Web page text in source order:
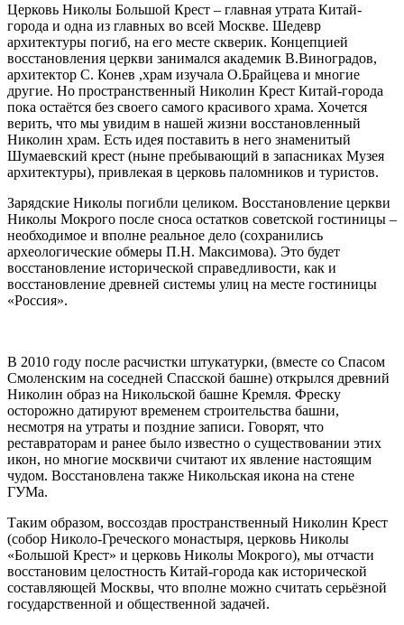
Церковь Николы Большой Крест – главная утрата Китай-
города и одна из главных во всей Москве. Шедевр
архитектуры погиб, на его месте скверик. Концепцией
восстановления церкви занимался академик В.Виноградов,
архитектор С. Конев ,храм изучала О.Брайцева и многие
другие. Но пространственный Николин Крест Китай-города
пока остаётся без своего самого красивого храма. Хочется
верить, что мы увидим в нашей жизни восстановленный
Николин храм. Есть идея поставить в него знаменитый
Шумаевский крест (ныне пребывающий в запасниках Музея
архитектуры), привлекая в церковь паломников и туристов.
Зарядские Николы погибли целиком. Восстановление церкви
Николы Мокрого после сноса остатков советской гостиницы –
необходимое и вполне реальное дело (сохранились
археологические обмеры П.Н. Максимова). Это будет
восстановление исторической справедливости, как и
восстановление древней системы улиц на месте гостиницы
«Россия».
В 2010 году после расчистки штукатурки, (вместе со Спасом
Смоленским на соседней Спасской башне) открылся древний
Николин образ на Никольской башне Кремля. Фреску
осторожно датируют временем строительства башни,
несмотря на утраты и поздние записи. Говорят, что
реставраторам и ранее было известно о существовании этих
икон, но многие москвичи считают их явление настоящим
чудом. Восстановлена также Никольская икона на стене
ГУМа.
Таким образом, воссоздав пространственный Николин Крест
(собор Николо-Греческого монастыря, церковь Николы
«Большой Крест» и церковь Николы Мокрого), мы отчасти
восстановим целостность Китай-города как исторической
составляющей Москвы, что вполне можно считать серьёзной
государственной и общественной задачей.